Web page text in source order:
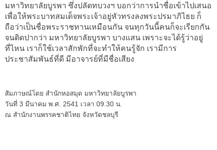
มหาวิทยาลัยบูรพา ซึ่งปลัดทบวงฯ บอกว่าการนำชื่อเข้าไปเสนอ
เพื่อให้พระบาทสมเด็จพระเจ้าอยู่หัวทรงลงพระปรมาภิไธย ก็
ถือว่าเป็นชื่อพระราชทานเหมือนกัน จนทุกวันนี้คนก็จะเรียกกัน
จนติดปากว่า มหาวิทยาลัยบูรพา บางแสน เพราะจะได้รู้ว่าอยู่
ที่ไหน เราก็ใช้เวลาสักพักที่จะทำให้คนรู้จัก เรามีการ
ประชาสัมพันธ์ที่ดี มีอาจารย์ที่มีชื่อเสียง
สัมภาษณ์โดย สำนักหอสมุด มหาวิทยาลัยบูรพา
วันที่ 3 มีนาคม พ.ศ. 2541 เวลา 09.30 น.
ณ สำนักงานพรรคชาติไทย จังหวัดชลบุรี